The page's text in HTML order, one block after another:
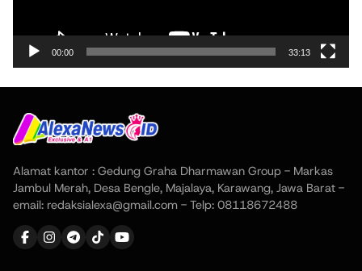
00:00 33:13
Alamat kantor : Gedung Graha Dharmawan Group - Markas
Jambul Merah, Desa Bengle, Majalaya, Karawang, Jawa Barat -
email: redaksialexa@gmail.com - Telp: 08118672488